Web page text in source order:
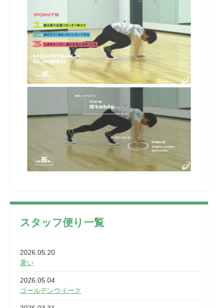
スタッフ便り一覧
2026.05.20
暑い
2026.05.04
ゴールデンウイーク